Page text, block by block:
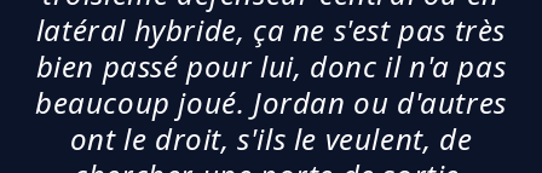
latéral hybride, ça ne s'est pas très
bien passé pour lui, donc il n'a pas
beaucoup joué. Jordan ou d'autres
ont le droit, s'ils le veulent, de